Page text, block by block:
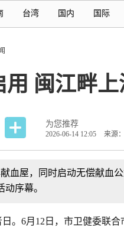
台湾 国内 国际
闽江畔
为您推荐
2026-06-14 12:05 来源
血屋，同时启动无偿献血
序幕。
。6月12日，市卫健委联